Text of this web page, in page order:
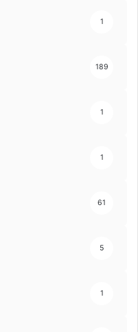
1
189
1
1
61
5
1